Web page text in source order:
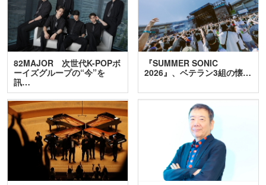
82MAJOR 次世代K-POPボ
ーイズグループの“今”を
訊…
『SUMMER SONIC
2026』、ベテラン3組の懐…